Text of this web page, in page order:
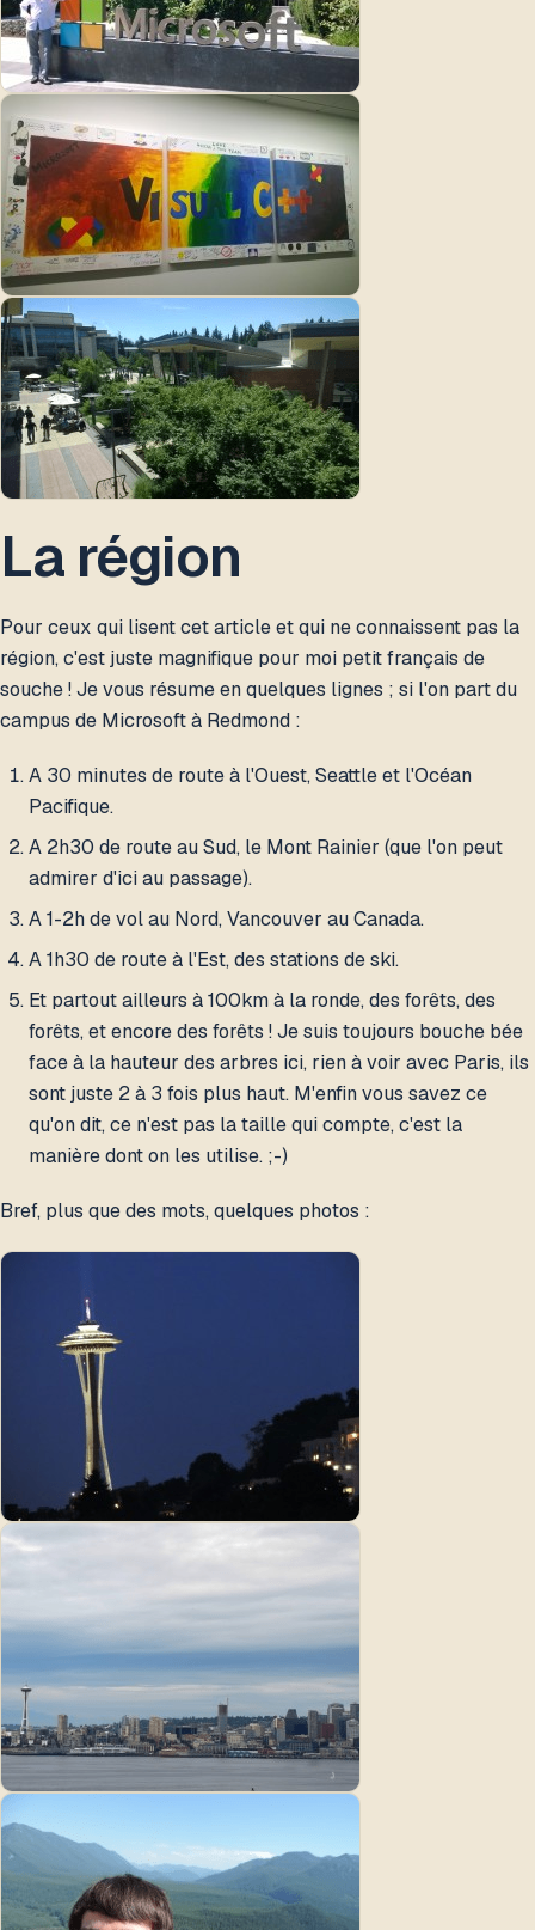
La région
Pour ceux qui lisent cet article et qui ne connaissent pas la
région, c'est juste magnifique pour moi petit français de
souche ! Je vous résume en quelques lignes ; si l'on part du
campus de Microsoft à Redmond :
A 30 minutes de route à l'Ouest, Seattle et l'Océan
Pacifique.
A 2h30 de route au Sud, le Mont Rainier (que l'on peut
admirer d'ici au passage).
A 1-2h de vol au Nord, Vancouver au Canada.
A 1h30 de route à l'Est, des stations de ski.
Et partout ailleurs à 100km à la ronde, des forêts, des
forêts, et encore des forêts ! Je suis toujours bouche bée
face à la hauteur des arbres ici, rien à voir avec Paris, ils
sont juste 2 à 3 fois plus haut. M'enfin vous savez ce
qu'on dit, ce n'est pas la taille qui compte, c'est la
manière dont on les utilise. ;-)
Bref, plus que des mots, quelques photos :